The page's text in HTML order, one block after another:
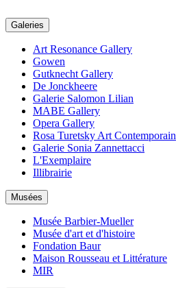
Galeries
Art Resonance Gallery
Gowen
Gutknecht Gallery
De Jonckheere
Galerie Salomon Lilian
MABE Gallery
Opera Gallery
Rosa Turetsky Art Contemporain
Galerie Sonia Zannettacci
L'Exemplaire
Illibrairie
Musées
Musée Barbier-Mueller
Musée d'art et d'histoire
Fondation Baur
Maison Rousseau et Littérature
MIR